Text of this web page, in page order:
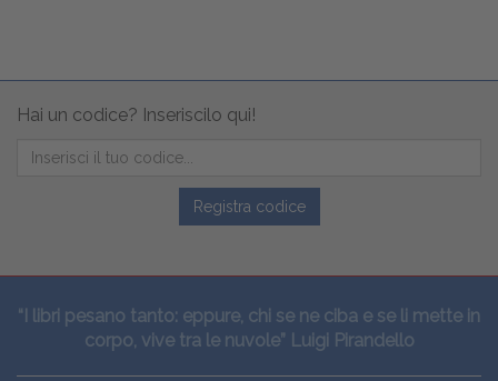
Hai un codice? Inseriscilo qui!
Registra codice
“I libri pesano tanto: eppure, chi se ne ciba e se li mette in
corpo, vive tra le nuvole” Luigi Pirandello